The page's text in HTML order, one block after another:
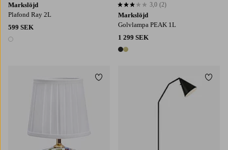
Markslöjd
Plafond Ray 2L
599 SEK
1 färg
Markslöjd
Golvlampa PEAK 1L
1 299 SEK
2 färger
3,0 baserat på 2 st betyg
3,0 (2)
Lägg till i favoriter